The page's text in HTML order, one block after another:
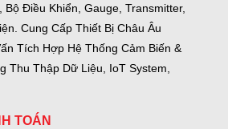
Bộ Điều Khiển, Gauge, Transmitter,
Cung Cấp Thiết Bị Châu Âu
Tích Hợp Hệ Thống Cảm Biến &
Thu Thập Dữ Liệu, IoT System,
TOÁN